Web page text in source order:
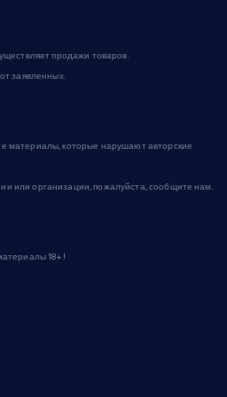
продажи товаров.
заявленных.
материалы, которые нарушают авторские
или организации, пожалуйста, сообщите нам.
18+!